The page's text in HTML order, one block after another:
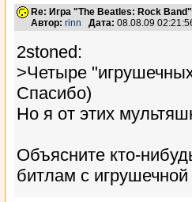
Re: Игра "The Beatles: Rock Band"
Автор: rinn Дата: 08.08.09
2stoned:
>Четыре
Спасибо)
Но я от этих
Объясните кто-
битлам с